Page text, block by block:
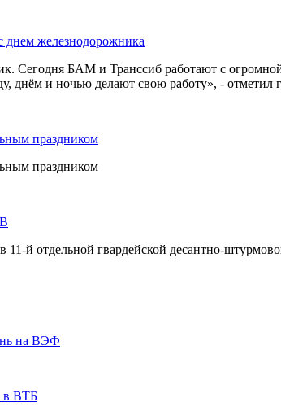
днем железнодорожника
Сегодня БАМ и Транссиб работают с
днём и ночью делают свою работу», - отметил
праздником
праздником
й отдельной гвардейской десантно-
на ВЭФ
в ВТБ